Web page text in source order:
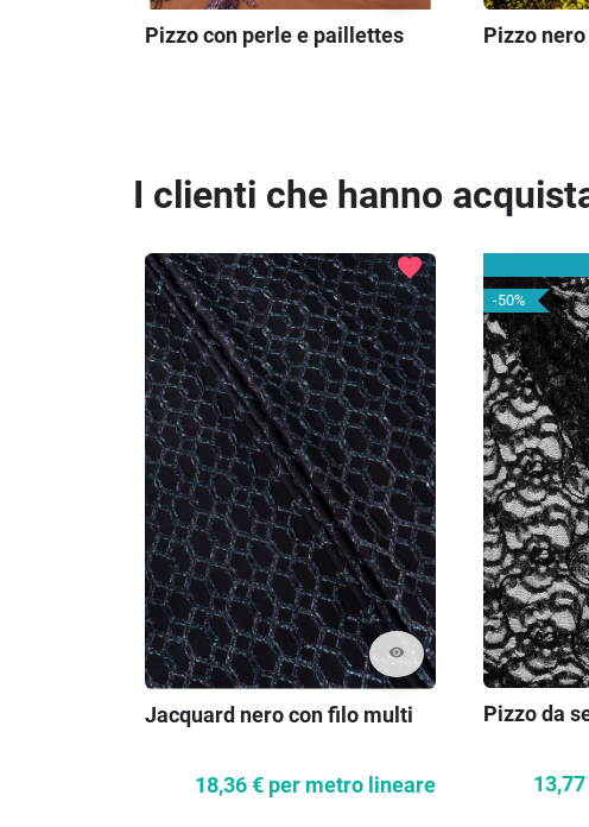
Pizzo con perle e paillettes Pizzo
I clienti che hanno
visibility
favorite
Jacquard nero con filo multi
18,36 € per metro lineare
-50%
Pizzo da